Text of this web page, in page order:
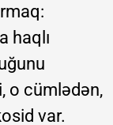
haqlı
o cümlədən,
var.